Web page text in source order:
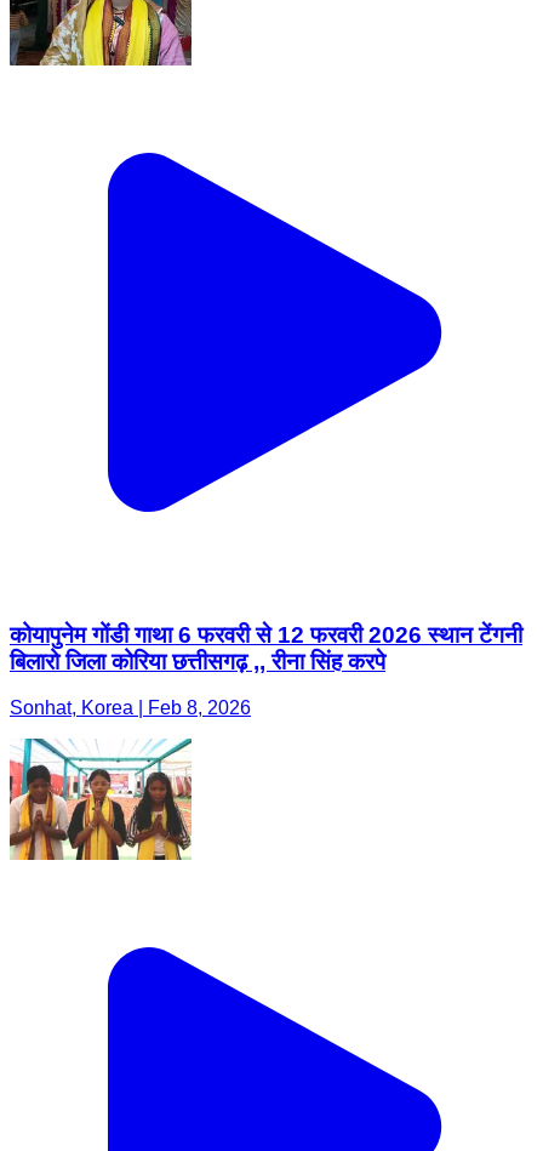
कोयापुनेम गोंडी गाथा 6 फरवरी से 12 फरवरी 2026 स्थान टेंगनी
बिलारो जिला कोरिया छत्तीसगढ़ ,, रीना सिंह करपे
Sonhat, Korea | Feb 8, 2026